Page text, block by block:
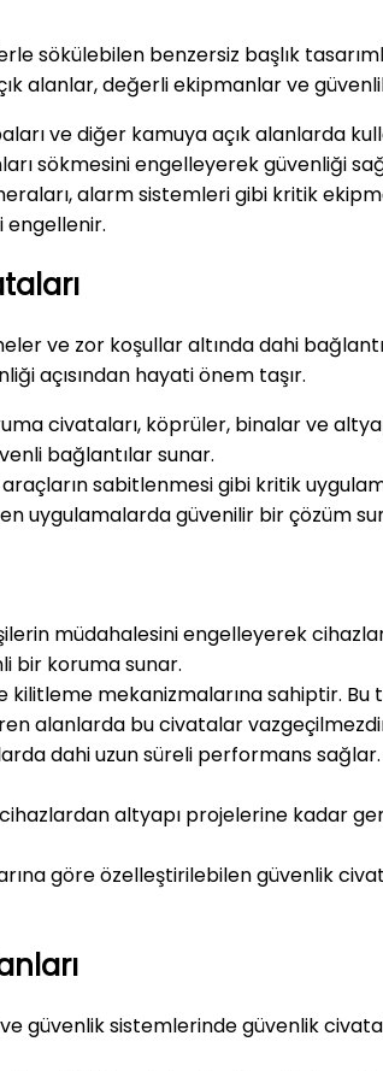
sökülebilen benzersiz başlık
alanlar, değerli ekipmanlar ve
ve diğer kamuya açık alanlarda
sökmesini engelleyerek güvenliği
alarm sistemleri gibi kritik
engellenir.
ve zor koşullar altında dahi
açısından hayati önem taşır.
civataları, köprüler, binalar ve
bağlantılar sunar.
sabitlenmesi gibi kritik
uygulamalarda güvenilir bir çözüm
müdahalesini engelleyerek
bir koruma sunar.
kilitleme mekanizmalarına sahiptir.
alanlarda bu civatalar
dahi uzun süreli performans
altyapı projelerine kadar
göre özelleştirilebilen güvenlik
güvenlik sistemlerinde güvenlik